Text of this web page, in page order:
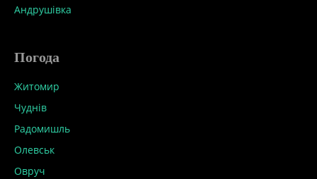
Андрушівка
Погода
Житомир
Чуднів
Радомишль
Олевськ
Овруч